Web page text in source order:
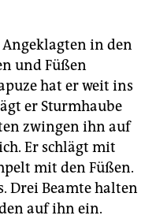
in den
und Füßen
hat er weit ins
er Sturmhaube
zwingen ihn auf
Er schlägt mit
mit den Füßen.
Drei Beamte halten
auf ihn ein.